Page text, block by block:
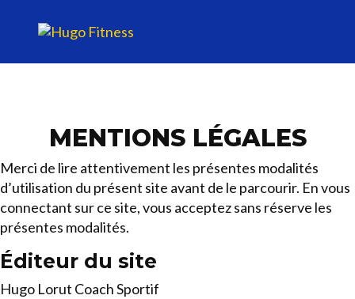
MENTIONS LÉGALES
Merci de lire attentivement les présentes modalités
d’utilisation du présent site avant de le parcourir. En vous
connectant sur ce site, vous acceptez sans réserve les
présentes modalités.
Éditeur du site
Hugo Lorut Coach Sportif